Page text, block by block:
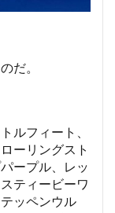
だ。
ルフィート、
ーリングスト
ープル、レッ
ティービーワ
ッペンウル